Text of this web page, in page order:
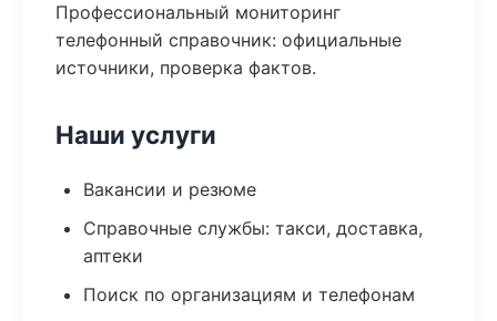
Профессиональный мониторинг
телефонный справочник: официальные
источники, проверка фактов.
Наши услуги
Вакансии и резюме
Справочные службы: такси, доставка,
аптеки
Поиск по организациям и телефонам